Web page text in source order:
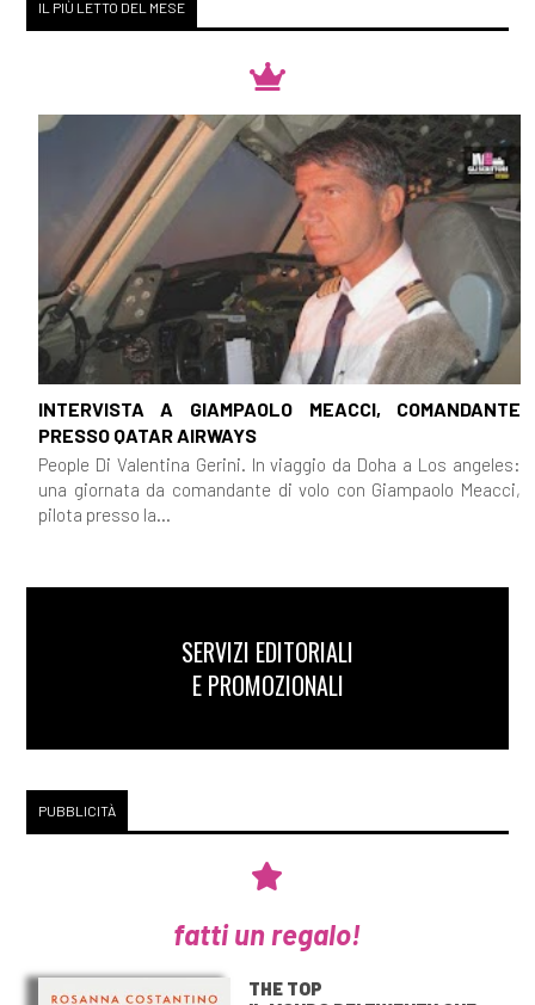
IL PIÙ LETTO DEL MESE
INTERVISTA A GIAMPAOLO MEACCI, COMANDANTE
PRESSO QATAR AIRWAYS
People Di Valentina Gerini. In viaggio da Doha a Los angeles:
una giornata da comandante di volo con Giampaolo Meacci,
pilota presso la...
SERVIZI EDITORIALI
E PROMOZIONALI
PUBBLICITÀ
fatti un regalo!
THE TOP